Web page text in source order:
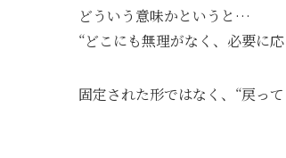
どういう意味かというと…
“どこにも無理がなく、必要に
固定された形ではなく、“戻っ